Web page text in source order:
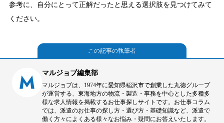
参考に、自分にとって正解だったと思える選択肢を見つけてみて
ください。
この記事の執筆者
M マルジョブ編集部
マルジョブは、1974年に愛知県稲沢市で創業した丸徳グループ
が運営する、東海地方の物流・製造・事務を中心とした多種多
様な求人情報を掲載するお仕事探しサイトです。お仕事コラム
では、派遣のお仕事の探し方・選び方・基礎知識など、派遣で
働く方々によくある様々なお悩み・疑問にお答えいたします。